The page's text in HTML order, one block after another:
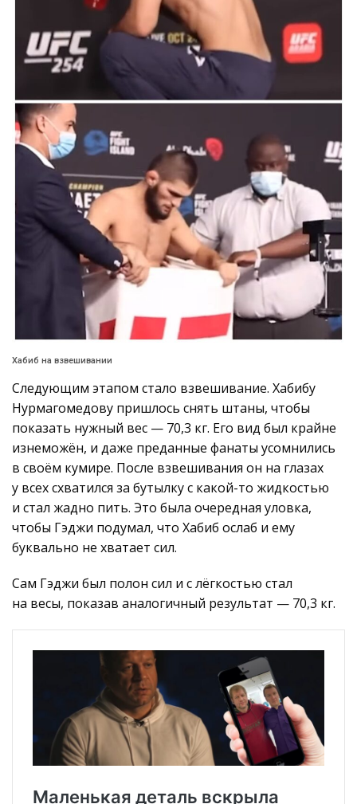
Хабиб на взвешивании
Следующим этапом стало взвешивание. Хабибу
Нурмагомедову пришлось снять штаны, чтобы
показать нужный вес — 70,3 кг. Его вид был крайне
изнеможён, и даже преданные фанаты усомнились
в своём кумире. После взвешивания он на глазах
у всех схватился за бутылку с какой-то жидкостью
и стал жадно пить. Это была очередная уловка,
чтобы Гэджи подумал, что Хабиб ослаб и ему
буквально не хватает сил.
Сам Гэджи был полон сил и с лёгкостью стал
на весы, показав аналогичный результат — 70,3 кг.